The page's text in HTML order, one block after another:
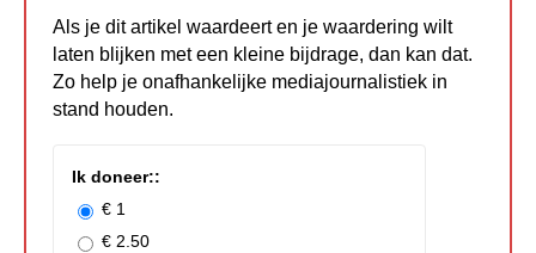
Als je dit artikel waardeert en je waardering wilt
laten blijken met een kleine bijdrage, dan kan dat.
Zo help je onafhankelijke mediajournalistiek in
stand houden.
Ik doneer::
€ 1
€ 2.50